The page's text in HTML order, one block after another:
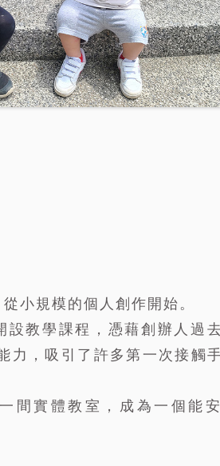
小規模的個人創作開始。
教學課程，憑藉創辦人過
力，吸引了許多第一次接觸
間實體教室，成為一個能